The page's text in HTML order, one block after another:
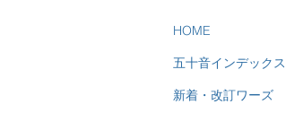
HOME
五十音インデックス
新着・改訂ワーズ